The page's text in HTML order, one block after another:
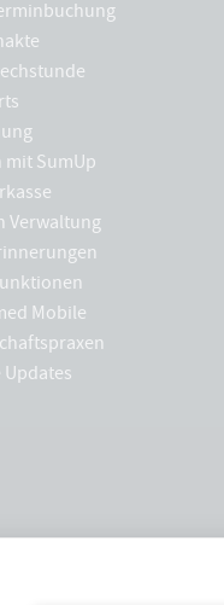
mit SumUp
Verwaltung
Mobile